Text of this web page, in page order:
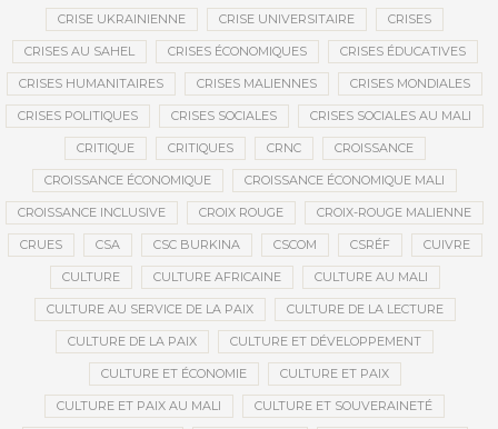
CRISE UKRAINIENNE CRISE UNIVERSITAIRE CRISES
CRISES AU SAHEL CRISES ÉCONOMIQUES CRISES ÉDUCATIVES
CRISES HUMANITAIRES CRISES MALIENNES CRISES MONDIALES
CRISES POLITIQUES CRISES SOCIALES CRISES SOCIALES AU MALI
CRITIQUE CRITIQUES CRNC CROISSANCE
CROISSANCE ÉCONOMIQUE CROISSANCE ÉCONOMIQUE MALI
CROISSANCE INCLUSIVE CROIX ROUGE CROIX-ROUGE MALIENNE
CRUES CSA CSC BURKINA CSCOM CSRÉF CUIVRE
CULTURE CULTURE AFRICAINE CULTURE AU MALI
CULTURE AU SERVICE DE LA PAIX CULTURE DE LA LECTURE
CULTURE DE LA PAIX CULTURE ET DÉVELOPPEMENT
CULTURE ET ÉCONOMIE CULTURE ET PAIX
CULTURE ET PAIX AU MALI CULTURE ET SOUVERAINETÉ